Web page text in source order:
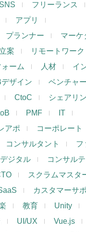
SNS
フリーランス
アプリ
プランナー マーケ
案
リモートワーク
ーム 人材
イ
ザイン ベンチャー
CtoC
シェアリ
PMF
IT
アポ コーポレート
コンサルタント
フ
デジタル
コンサル
スクラムマスタ
カスタマーサ
教育 Unity
UI/UX
Vue.js